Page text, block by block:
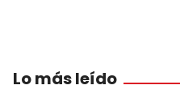
Lo más leído